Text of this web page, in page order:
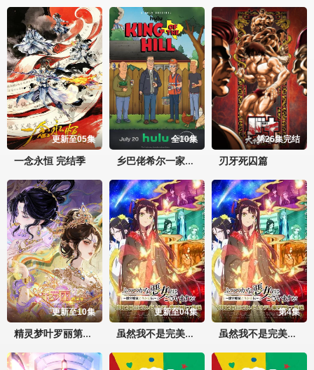
更新至05集
​一念永恒 完结季​
全10集
乡巴佬希尔一家的幸福生活第十五季
第26集完结
刃牙死囚篇
更新至10集
精灵梦叶罗丽第十一季（下）
更新至04集
虽然我不是完美恶女～雏宫蝶鼠替换传～
第4集
虽然我不是完美恶女～雏宫蝶鼠替换传